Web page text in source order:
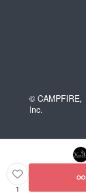
© CAMPFIRE,
Inc.
1